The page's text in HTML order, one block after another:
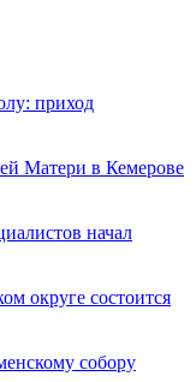
приход
Матери в Кемерове
начал
округе состоится
собору